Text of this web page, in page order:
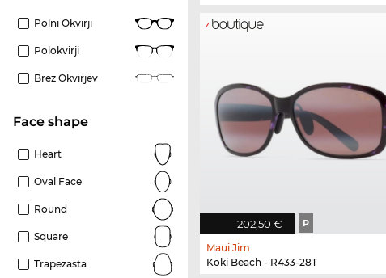
Polni Okvirji
Polokvirji
Brez Okvirjev
Face shape
Heart
Oval Face
Round
Square
Trapezasta
202,50 € P
Maui Jim
Koki Beach - R433-28T